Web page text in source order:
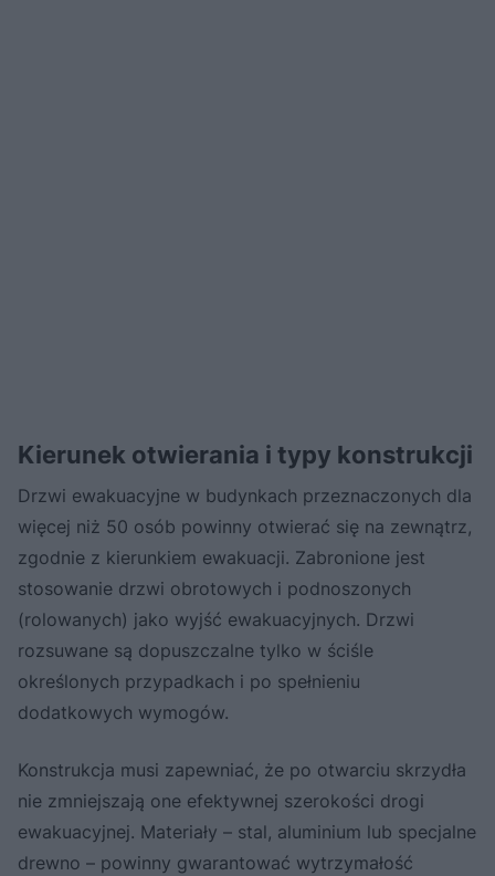
Kierunek otwierania i typy konstrukcji
Drzwi ewakuacyjne w budynkach przeznaczonych dla
więcej niż 50 osób powinny otwierać się na zewnątrz,
zgodnie z kierunkiem ewakuacji. Zabronione jest
stosowanie drzwi obrotowych i podnoszonych
(rolowanych) jako wyjść ewakuacyjnych. Drzwi
rozsuwane są dopuszczalne tylko w ściśle
określonych przypadkach i po spełnieniu
dodatkowych wymogów.
Konstrukcja musi zapewniać, że po otwarciu skrzydła
nie zmniejszają one efektywnej szerokości drogi
ewakuacyjnej. Materiały – stal, aluminium lub specjalne
drewno – powinny gwarantować wytrzymałość